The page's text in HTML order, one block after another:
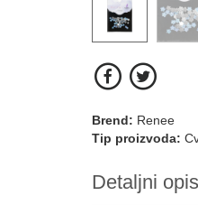
Brend: Renee
Tip proizvoda:
Detaljni